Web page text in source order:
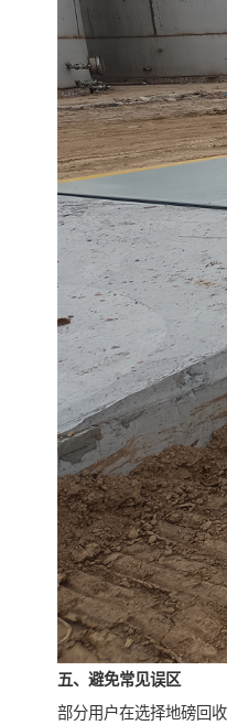
五、避免常见误区
部分用户在选择地磅回